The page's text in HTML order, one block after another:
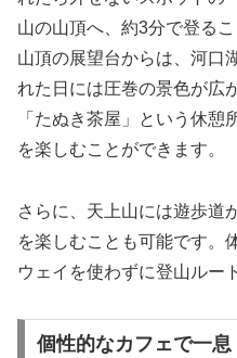
山の山頂へ、約3分で登るこ
山頂の展望台からは、河口
れた日には圧巻の景色が広
「たぬき茶屋」という休
を楽しむことができます。
さらに、天上山には遊歩道
を楽しむことも可能です。
ウェイを使わずに登山ルー
個性的なカフェで一息